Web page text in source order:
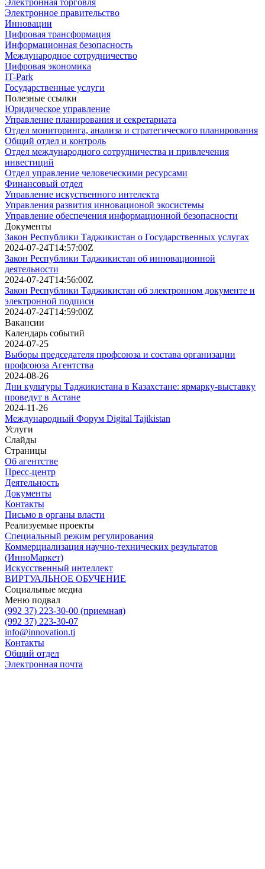
Электронное правительство
Инновации
Цифровая трансформация
Информационная безопасность
Международное сотрудничество
Цифровая экономика
IT-Park
Государственные услуги
Полезные ссылки
Юридическое управление
Управление планирования и секретариата
Отдел мониторинга, анализа и стратегического планирования
Общий отдел и контроль
Отдел международного сотрудничества и привлечения
инвестиций
Отдел управление человеческими ресурсами
Финансовый отдел
Управление искуственного интелекта
Управления развития инновационой экосистемы
Управление обеспечения информационной безопасности
Документы
Закон Республики Таджикистан о Государственных услугах
2024-07-24T14:57:00Z
Закон Республики Таджикистан об инновационной
деятельности
2024-07-24T14:56:00Z
Закон Республики Таджикистан об электронном документе и
электронной подписи
2024-07-24T14:59:00Z
Вакансии
Календарь событий
2024-07-25
Выборы председателя профсоюза и состава организации
профсоюза Агентства
2024-08-26
Дни культуры Таджикистана в Казахстане: ярмарку-выставку
проведут в Астане
2024-11-26
Международный Форум Digital Tajikistan
Услуги
Слайды
Страницы
Об агентстве
Пресс-центр
Деятельность
Документы
Контакты
Письмо в органы власти
Реализуемые проекты
Специальный режим регулирования
Коммерциализация научно-технических результатов
(ИнноМаркет)
Искусственный интеллект
ВИРТУАЛЬНОЕ ОБУЧЕНИЕ
Социальные медиа
Меню подвал
(992 37) 223-30-00 (приемная)
(992 37) 223-30-07
info@innovation.tj
Контакты
Общий отдел
Электронная почта